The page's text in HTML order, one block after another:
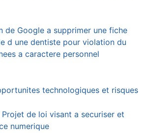
de Google a supprimer une fiche
d une dentiste pour violation du
a caractere personnel
technologiques et risques
Projet de loi visant a securiser et
numerique